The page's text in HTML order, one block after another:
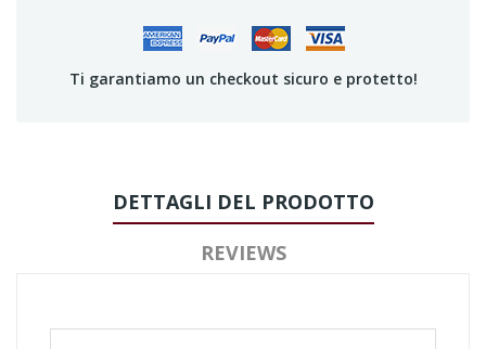
Ti garantiamo un checkout sicuro e protetto!
DETTAGLI DEL PRODOTTO
REVIEWS